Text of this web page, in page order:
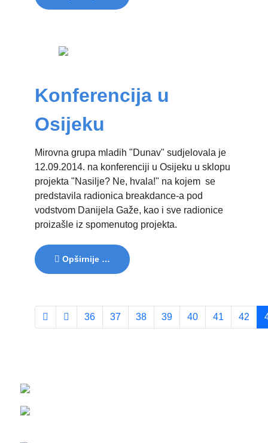
Konferencija u
Osijeku
Mirovna grupa mladih "Dunav" sudjelovala je
12.09.2014. na konferenciji u Osijeku u sklopu
projekta "Nasilje? Ne, hvala!" na kojem se
predstavila radionica breakdance-a pod
vodstvom Danijela Gaže, kao i sve radionice
proizašle iz spomenutog projekta.
Opširnije …
36 37 38 39 40 41 42